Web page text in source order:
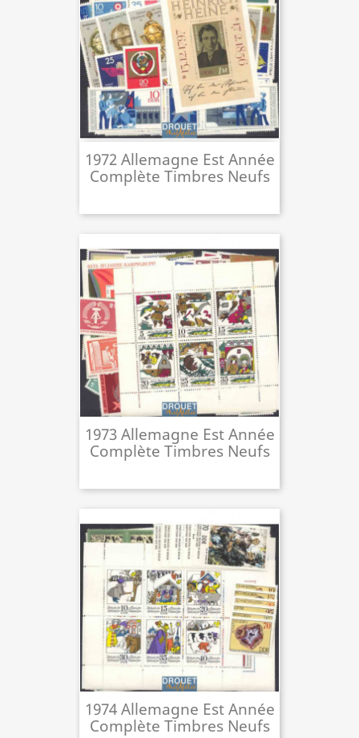
1972 Allemagne Est Année
Complète Timbres Neufs
1973 Allemagne Est Année
Complète Timbres Neufs
1974 Allemagne Est Année
Complète Timbres Neufs